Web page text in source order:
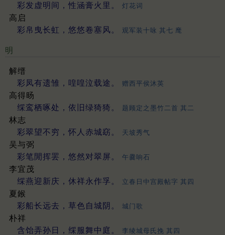
彩发虚明间，性涵膏火里。
灯花词
高启
彩帛曳长虹，悠悠卷塞风。
观军装十咏 其七 麾
明
解缙
彩凤有遗雏，喤喤泣载途。
赠西平侯沐英
高得旸
䌽鸾栖啄处，依旧绿猗猗。
题顾定之墨竹二首 其二
林志
彩翠望不穷，怀人赤城窈。
天坡秀气
吴与弼
彩笔閒挥罢，悠然对翠屏。
午爨响石
李宜茂
䌽燕迎新庆，休祥永作孚。
立春日中宫殿帖字 其四
夏鍭
彩船长远去，草色自城阴。
城门歌
朴祥
含饴弄孙日，䌽服舞中庭。
李绫城母氏挽 其四